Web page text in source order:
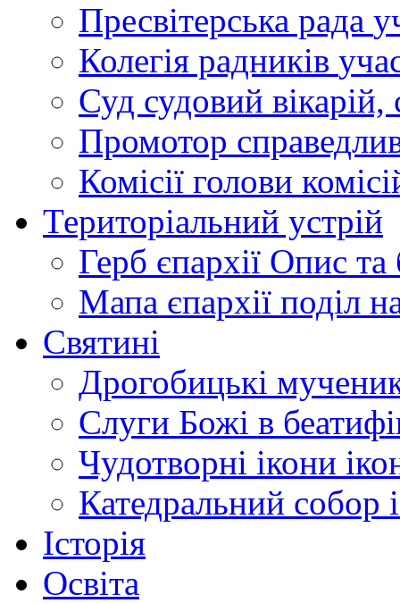
Пресвітерська рада
Колегія радників
Суд судовий вікарій,
Промотор
Комісії голови
Територіальний устрій
Герб єпархії Опис та
Мапа єпархії поділ
Святині
Дрогобицькі
Слуги Божі в
Чудотворні ікони
Катедральний собор
Історія
Освіта